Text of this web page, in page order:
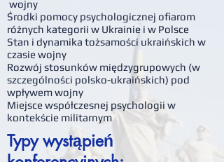
wojny
Środki pomocy psychologicznej ofiarom
różnych kategorii w Ukrainie i w Polsce
Stan i dynamika tożsamości ukraińskich w
czasie wojny
Rozwój stosunków międzygrupowych (w
szczególności polsko-ukraińskich) pod
wpływem wojny
Miejsce współczesnej psychologii w
kontekście militarnym
Typy wystąpień